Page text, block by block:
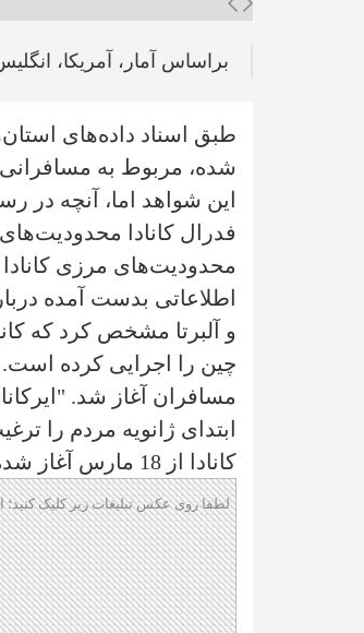
براساس آمار، آمریکا، انگلیس
شده، مربوط به مسافرانی
این شواهد اما، آنچه در
فدرال کانادا
محدودیت‌های مرزی کانادا
اطلاعاتی بدست آمده
و آلبرتا مشخص کرد که
چین را اجرایی کرده است.
مسافران آغاز شد.
ابتدای ژانویه مردم را
کانادا از 18 مارس آغاز شده است.
لطفا روی عکس تبلیغات زیر کلیک